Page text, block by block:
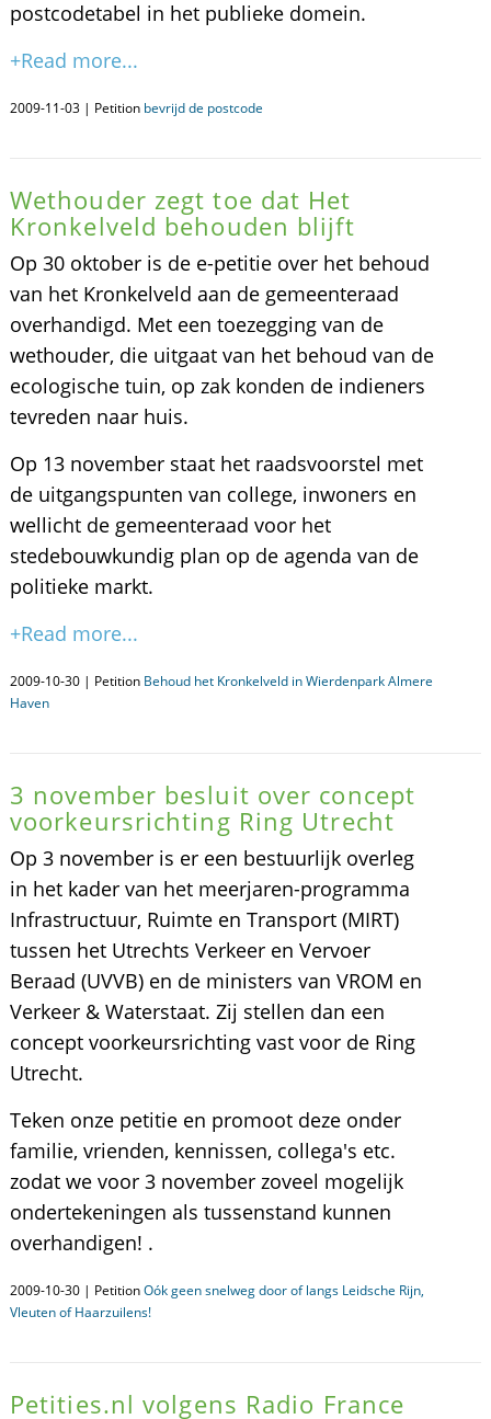
postcodetabel in het publieke domein.
+Read more...
2009-11-03 | Petition bevrijd de postcode
Wethouder zegt toe dat Het
Kronkelveld behouden blijft
Op 30 oktober is de e-petitie over het behoud
van het Kronkelveld aan de gemeenteraad
overhandigd. Met een toezegging van de
wethouder, die uitgaat van het behoud van de
ecologische tuin, op zak konden de indieners
tevreden naar huis.
Op 13 november staat het raadsvoorstel met
de uitgangspunten van college, inwoners en
wellicht de gemeenteraad voor het
stedebouwkundig plan op de agenda van de
politieke markt.
+Read more...
2009-10-30 | Petition Behoud het Kronkelveld in Wierdenpark Almere
Haven
3 november besluit over concept
voorkeursrichting Ring Utrecht
Op 3 november is er een bestuurlijk overleg
in het kader van het meerjaren-programma
Infrastructuur, Ruimte en Transport (MIRT)
tussen het Utrechts Verkeer en Vervoer
Beraad (UVVB) en de ministers van VROM en
Verkeer & Waterstaat. Zij stellen dan een
concept voorkeursrichting vast voor de Ring
Utrecht.
Teken onze petitie en promoot deze onder
familie, vrienden, kennissen, collega's etc.
zodat we voor 3 november zoveel mogelijk
ondertekeningen als tussenstand kunnen
overhandigen! .
2009-10-30 | PetitionOók geen snelweg door of langs Leidsche Rijn,
Vleuten of Haarzuilens!
Petities.nl volgens Radio France